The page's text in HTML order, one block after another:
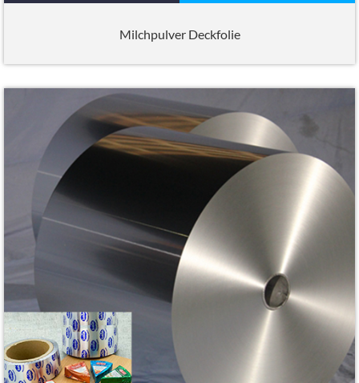
Milchpulver Deckfolie